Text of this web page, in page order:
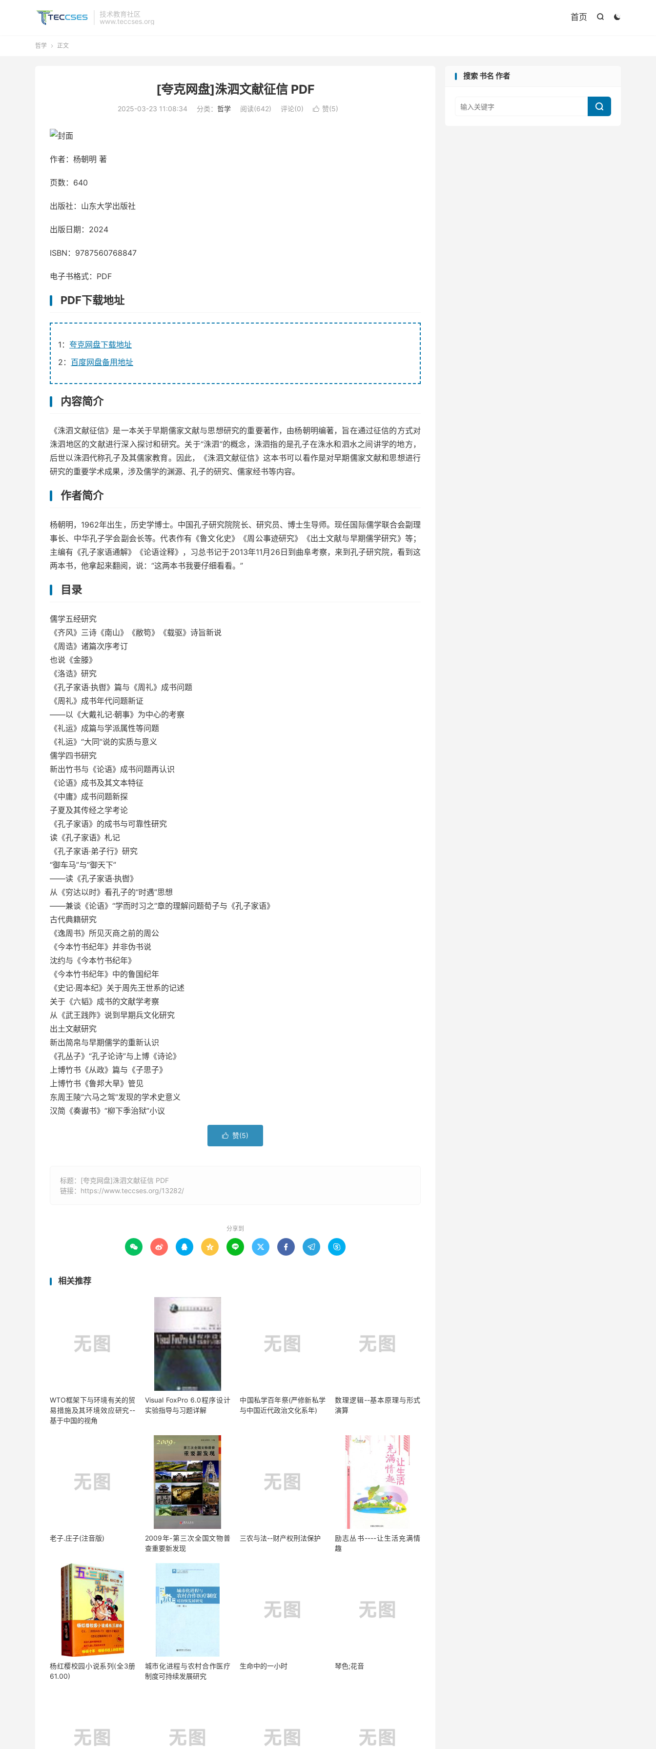
技术教育社区
www.teccses.org


首页
哲学  正文
[夸克网盘]洙泗文献征信 PDF
2025-03-23 11:08:34 分类： 哲学 阅读(642) 评论(0)  赞(5)
作者：杨朝明 著
页数：640
出版社：山东大学出版社
出版日期：2024
ISBN：9787560768847
电子书格式：PDF
PDF下载地址
1： 夸克网盘下载地址
2： 百度网盘备用地址
内容简介
《洙泗文献征信》是一本关于早期儒家文献与思想研究的重要著作，由杨朝明编著，旨在通过征信的方式对
洙泗地区的文献进行深入探讨和研究。关于“洙泗”的概念，洙泗指的是孔子在洙水和泗水之间讲学的地方，
后世以洙泗代称孔子及其儒家教育。因此，《洙泗文献征信》这本书可以看作是对早期儒家文献和思想进行
研究的重要学术成果，涉及儒学的渊源、孔子的研究、儒家经书等内容。
作者简介
杨朝明，1962年出生，历史学博士。中国孔子研究院院长、研究员、博士生导师。现任国际儒学联合会副理
事长、中华孔子学会副会长等。代表作有《鲁文化史》《周公事迹研究》《出土文献与早期儒学研究》等；
主编有《孔子家语通解》《论语诠释》，习总书记于2013年11月26日到曲阜考察，来到孔子研究院，看到这
两本书，他拿起来翻阅，说：“这两本书我要仔细看看。”
目录
儒学五经研究
《齐风》三诗《南山》《敝笱》《载驱》诗旨新说
《周诰》诸篇次序考订
也说《金滕》
《洛诰》研究
《孔子家语·执辔》篇与《周礼》成书问题
《周礼》成书年代问题新证
——以《大戴礼记·朝事》为中心的考察
《礼运》成篇与学派属性等问题
《礼运》“大同”说的实质与意义
儒学四书研究
新出竹书与《论语》成书问题再认识
《论语》成书及其文本特征
《中庸》成书问题新探
子夏及其传经之学考论
《孔子家语》的成书与可靠性研究
读《孔子家语》札记
《孔子家语·弟子行》研究
“御车马”与“御天下”
——读《孔子家语·执辔》
从《穷达以时》看孔子的“时遇”思想
——兼谈《论语》“学而时习之”章的理解问题荀子与《孔子家语》
古代典籍研究
《逸周书》所见灭商之前的周公
《今本竹书纪年》并非伪书说
沈约与《今本竹书纪年》
《今本竹书纪年》中的鲁国纪年
《史记·周本纪》关于周先王世系的记述
关于《六韬》成书的文献学考察
从《武王践阼》说到早期兵文化研究
出土文献研究
新出简帛与早期儒学的重新认识
《孔丛子》“孔子论诗”与上博《诗论》
上博竹书《从政》篇与《子思子》
上博竹书《鲁邦大旱》管见
东周王陵“六马之驾”发现的学术史意义
汉简《奏谳书》“柳下季治狱”小议
 赞(5)
标题：[夸克网盘]洙泗文献征信 PDF
链接： https://www.teccses.org/13282/
分享到
        
相关推荐
WTO框架下与环境有关的贸
易措施及其环境效应研究--
基于中国的视角
Visual FoxPro 6.0程序设计
实验指导与习题详解
中国私学百年祭(严修新私学
与中国近代政治文化系年)
数理逻辑--基本原理与形式
演算
老子.庄子(注音版)
2009年-第三次全国文物普
查重要新发现
三农与法--财产权刑法保护
励志丛书----让生活充满情
趣
杨红樱校园小说系列(全3册
61.00)
城市化进程与农村合作医疗
制度可持续发展研究
生命中的一小时 琴色;花音
搜索 书名 作者
